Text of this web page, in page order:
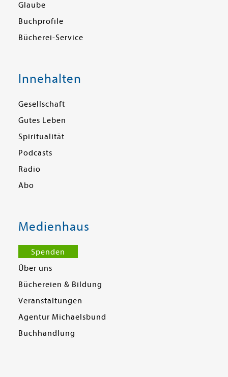
Glaube
Buchprofile
Bücherei-Service
Innehalten
Gesellschaft
Gutes Leben
Spiritualität
Podcasts
Radio
Abo
Medienhaus
Spenden
Über uns
Büchereien & Bildung
Veranstaltungen
Agentur Michaelsbund
Buchhandlung